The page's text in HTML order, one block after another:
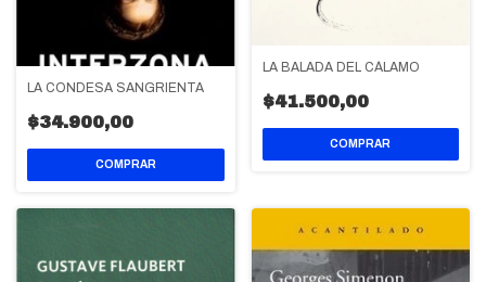
LA CONDESA SANGRIENTA
$34.900,00
LA BALADA DEL CÁLAMO
$41.500,00